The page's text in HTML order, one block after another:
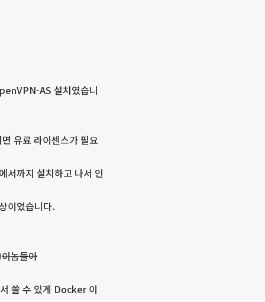
AS 설치였습니
유료 라이센스가 필요
서까지 설치하고 나서 인
이었습니다.
이놈들아
쓸 수 있게 Docker 이